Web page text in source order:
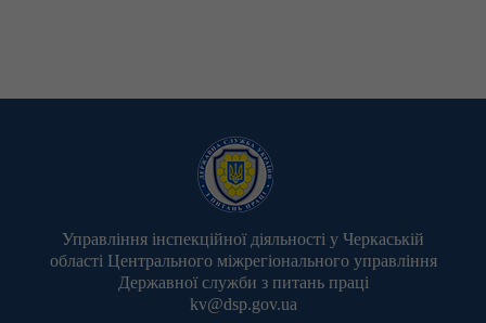
Управління інспекційної діяльності у Черкаській
області Центрального міжрегіонального управління
Державної служби з питань праці
kv@dsp.gov.ua